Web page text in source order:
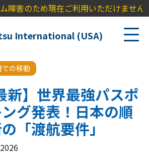
現在ご利用いただけません。ご不便
International (USA)
の移動
新】世界最強パスポ
グ発表！日本の順
「渡航要件」